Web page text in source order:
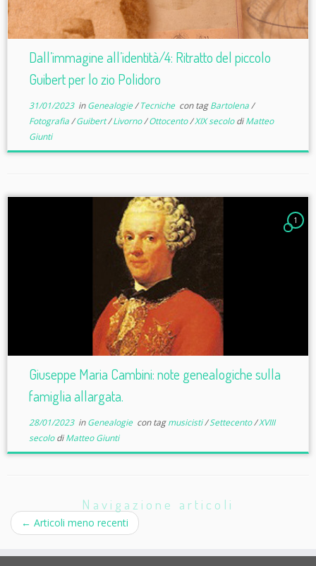
Dall’immagine all’identità/4: Ritratto del piccolo
Guibert per lo zio Polidoro
31/01/2023inGenealogie/Tecniche con tagBartolena/
Fotografia/Guibert/Livorno/Ottocento/XIX secolodiMatteo
Giunti
1
Giuseppe Maria Cambini: note genealogiche sulla
famiglia allargata.
28/01/2023inGenealogie con tagmusicisti/Settecento/XVIII
secolodiMatteo Giunti
Navigazione articoli
← Articoli meno recenti